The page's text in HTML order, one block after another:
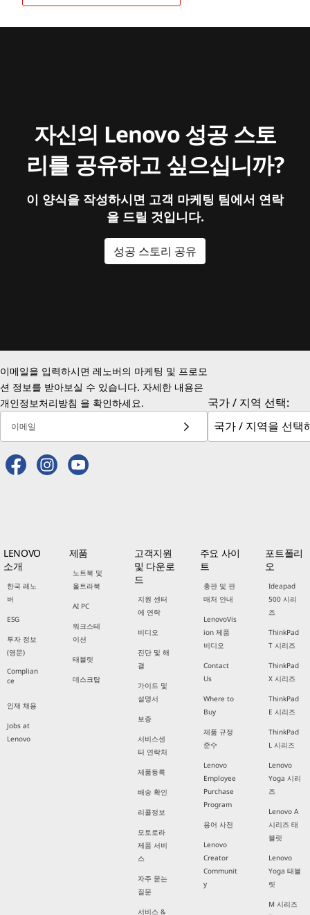
자신의 Lenovo 성공 스토
리를 공유하고 싶으십니까?
이 양식을 작성하시면 고객 마케팅 팀에서 연락
을 드릴 것입니다.
성공 스토리 공유
이메일을 입력하시면 레노버의 마케팅 및 프로모
션 정보를 받아보실 수 있습니다. 자세한 내용은
개인정보처리방침 을 확인하세요.
이메일
국가 / 지역 선택:
LENOVO
소개
한국 레노
버
ESG
투자 정보
(영문)
Complian
ce
인재 채용
Jobs at
Lenovo
제품
노트북 및
울트라북
AI PC
워크스테
이션
태블릿
데스크탑
고객지원
및 다운로
드
지원 센터
에 연락
비디오
진단 및 해
결
가이드 및
설명서
보증
서비스센
터 연락처
제품등록
배송 확인
리콜정보
모토로라
제품 서비
스
자주 묻는
질문
서비스 &
주요 사이
트
총판 및 판
매처 안내
LenovoVis
ion 제품
비디오
Contact
Us
Where to
Buy
제품 규정
준수
Lenovo
Employee
Purchase
Program
용어 사전
Lenovo
Creator
Communit
y
포트폴리
오
Ideapad
500 시리
즈
ThinkPad
T 시리즈
ThinkPad
X 시리즈
ThinkPad
E 시리즈
ThinkPad
L 시리즈
Lenovo
Yoga 시리
즈
Lenovo A
시리즈 태
블릿
Lenovo
Yoga 태블
릿
M 시리즈